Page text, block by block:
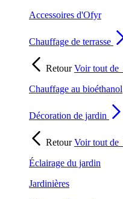
Accessoires d'Ofyr
Chauffage de terrasse
RetourVoir tout de
Chauffage au bioéthanol
Décoration de jardin
RetourVoir tout de
Éclairage du jardin
Jardinières